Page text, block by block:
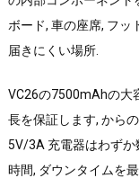
ボード, 車の座席, フ
届きにくい場所.
VC26の7500mAhの大
長を保証します, から
5V/3A 充電器はわず
時間, ダウンタイムを